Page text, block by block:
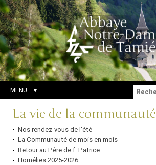
Aller
au
contenu.
|
Aller
à
la
navigation
Outils
personnels
Chercher par
Recherche
avancée…
MENU
Navigation
La vie de la communauté
Nos rendez-vous de l'été
La Communauté de mois en mois
Retour au Père de f. Patrice
Homélies 2025-2026